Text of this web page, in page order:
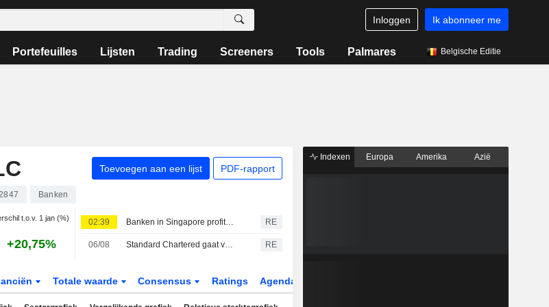
Inloggen Ik abonneer me
Portefeuilles Lijsten Trading Screeners Tools Palmares Belgische Editie
Toevoegen aan een lijst PDF-rapport
Banken
t.o.v. 1 jan (%)
+20,75%
02:39 Banken in Singapore profiteren van Aziatische rijkdom om tegenwind door rente te trotseren RE
06/08 Standard Chartered gaat vermogensproducten aanbieden in Indiaas financieel centrum GIFT City RE
Totale waarde Consensus Ratings Agenda
Indexen Europa Amerika Azië